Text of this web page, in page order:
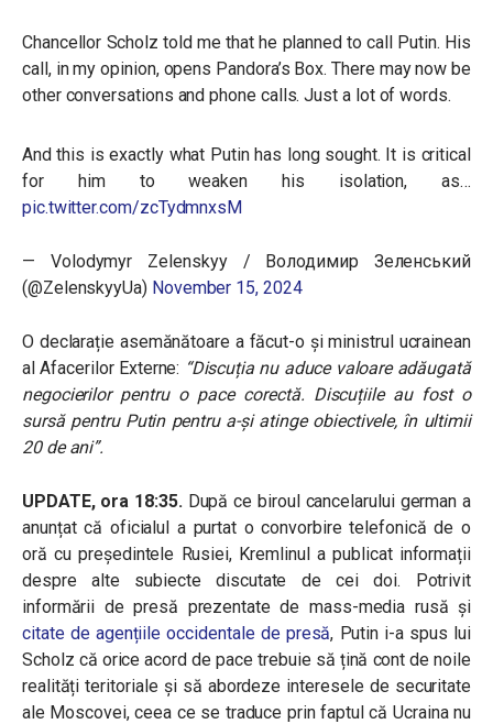
Chancellor Scholz told me that he planned to call Putin. His
call, in my opinion, opens Pandora’s Box. There may now be
other conversations and phone calls. Just a lot of words.
And this is exactly what Putin has long sought. It is critical
for him to weaken his isolation, as…
pic.twitter.com/zcTydmnxsM
— Volodymyr Zelenskyy / Володимир Зеленський
(@ZelenskyyUa) November 15, 2024
O declarație asemănătoare a făcut-o și ministrul ucrainean
al Afacerilor Externe: “Discuția nu aduce valoare adăugată
negocierilor pentru o pace corectă. Discuțiile au fost o
sursă pentru Putin pentru a-și atinge obiectivele, în ultimii
20 de ani”.
UPDATE, ora 18:35.După ce biroul cancelarului german a
anunțat că oficialul a purtat o convorbire telefonică de o
oră cu președintele Rusiei, Kremlinul a publicat informații
despre alte subiecte discutate de cei doi. Potrivit
informării de presă prezentate de mass-media rusă și
citate de agențiile occidentale de presă, Putin i-a spus lui
Scholz că orice acord de pace trebuie să țină cont de noile
realități teritoriale și să abordeze interesele de securitate
ale Moscovei, ceea ce se traduce prin faptul că Ucraina nu